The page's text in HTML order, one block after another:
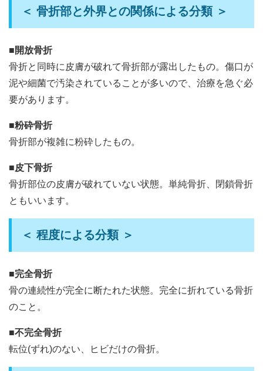
＜ 骨折部と外界との関係による分類 ＞
■開放骨折
骨折と同時に皮膚が破れて骨折部が露出したもの。傷口が
泥や細菌で汚染されていることが多いので、治療を急ぐ必
要があります。
■粉砕骨折
骨折部が複雑に粉砕したもの。
■皮下骨折
骨折部位の皮膚が破れていない状態。単純骨折、閉鎖骨折
ともいいます。
＜ 程度による分類 ＞
■完全骨折
骨の連続性が完全に断たれた状態。完全に折れている骨折
のこと。
■不完全骨折
転位(ずれ)のない、ヒビだけの骨折。